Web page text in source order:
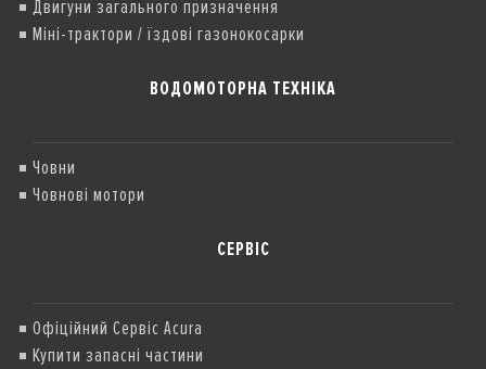
Двигуни загального призначення
Міні-трактори / їздові газонокосарки
ВОДОМОТОРНА ТЕХНІКА
Човни
Човнові мотори
СЕРВІС
Офіційний Сервіс Acura
Купити запасні частини